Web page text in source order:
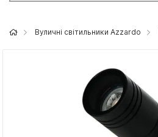
Вуличні світильники Azzardo